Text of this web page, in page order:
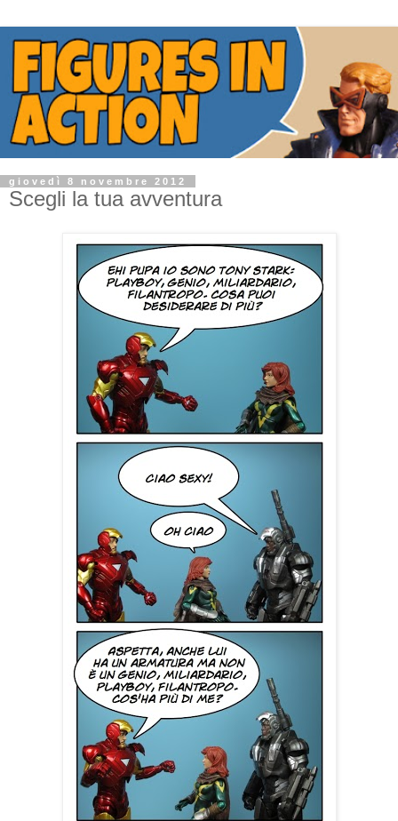
giovedì 8 novembre 2012
Scegli la tua avventura